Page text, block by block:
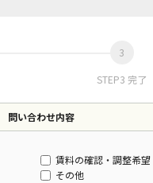
STEP3 完了
問い合わせ内容
賃料の確認・調整希望
その他